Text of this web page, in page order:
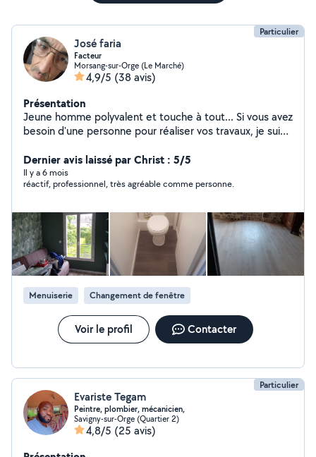
Particulier
José faria
Facteur
Morsang-sur-Orge (Le Marché)
4,9/5 (38 avis)
Présentation
Jeune homme polyvalent et touche à tout... Si vous avez
besoin d'une personne pour réaliser vos travaux, je suis
euros/heure. Alors n'hésitez pas à me contacter pour
plus d'informations. N'ayant pas d'abonnement, si je ne
peux pas vous répondre, ne m'en tenez pas rigueur.....
Dernier avis laissé par Christ : 5/5
Il y a 6 mois
réactif, professionnel, très agréable comme personne.
Menuiserie Changement de fenêtre
Voir le profil Contacter
Particulier
Evariste Tegam
Peintre, plombier, mécanicien,
Savigny-sur-Orge (Quartier 2)
4,8/5 (25 avis)